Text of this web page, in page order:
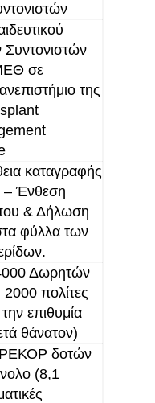
Συντονιστών
σε
της
καταγραφής
Ένθεση
& Δήλωση
φύλλα των
Δωρητών
πολίτες
επιθυμία
θάνατον)
ΡΕΚΟΡ δοτών
(8,1